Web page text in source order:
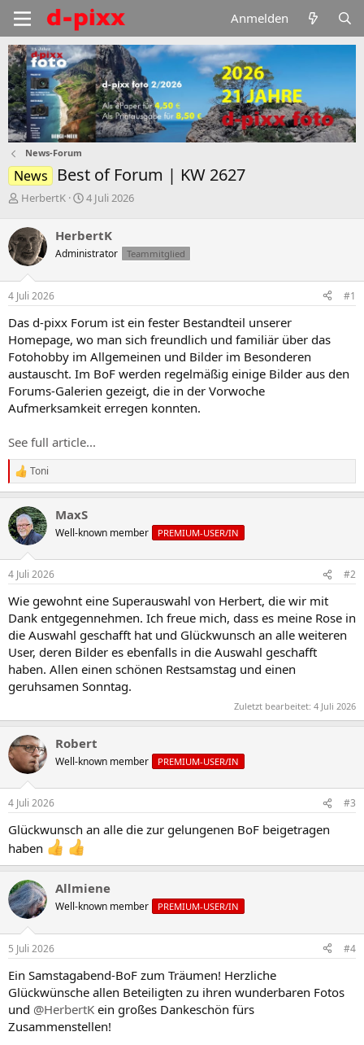
Anmelden
News-Forum
News Best of Forum | KW 2627
E
s
t
e
l
e
HerbertK
E
t
e
l
m
4 Juli 2026
HerbertK
Administrator Teammitglied
4 Juli 2026 #1
Das d-pixx Forum ist ein fester Bestandteil unserer
Homepage, wo man sich freundlich und familiär über das
Fotohobby im Allgemeinen und Bilder im Besonderen
austauscht. Im BoF werden regelmäßig einige Bilder aus den
Forums-Galerien gezeigt, die in der Vorwoche
Aufmerksamkeit erregen konnten.
See full article...
R
e
k
t
i
e
:
Toni
MaxS
Well-known member PREMIUM-USER/IN
4 Juli 2026 #2
Wie gewohnt eine Superauswahl von Herbert, die wir mit
Dank entgegennehmen. Ich freue mich, dass es meine Rose in
die Auswahl geschafft hat und Glückwunsch an alle weiteren
User, deren Bilder es ebenfalls in die Auswahl geschafft
haben. Allen einen schönen Restsamstag und einen
geruhsamen Sonntag.
Zuletzt bearbeitet: 4 Juli 2026
Robert
Well-known member PREMIUM-USER/IN
4 Juli 2026 #3
Glückwunsch an alle die zur gelungenen BoF beigetragen
haben
Allmiene
Well-known member PREMIUM-USER/IN
5 Juli 2026 #4
Ein Samstagabend-BoF zum Träumen! Herzliche
Glückwünsche allen Beteiligten zu ihren wunderbaren Fotos
und @HerbertK ein großes Dankeschön fürs
Zusammenstellen!